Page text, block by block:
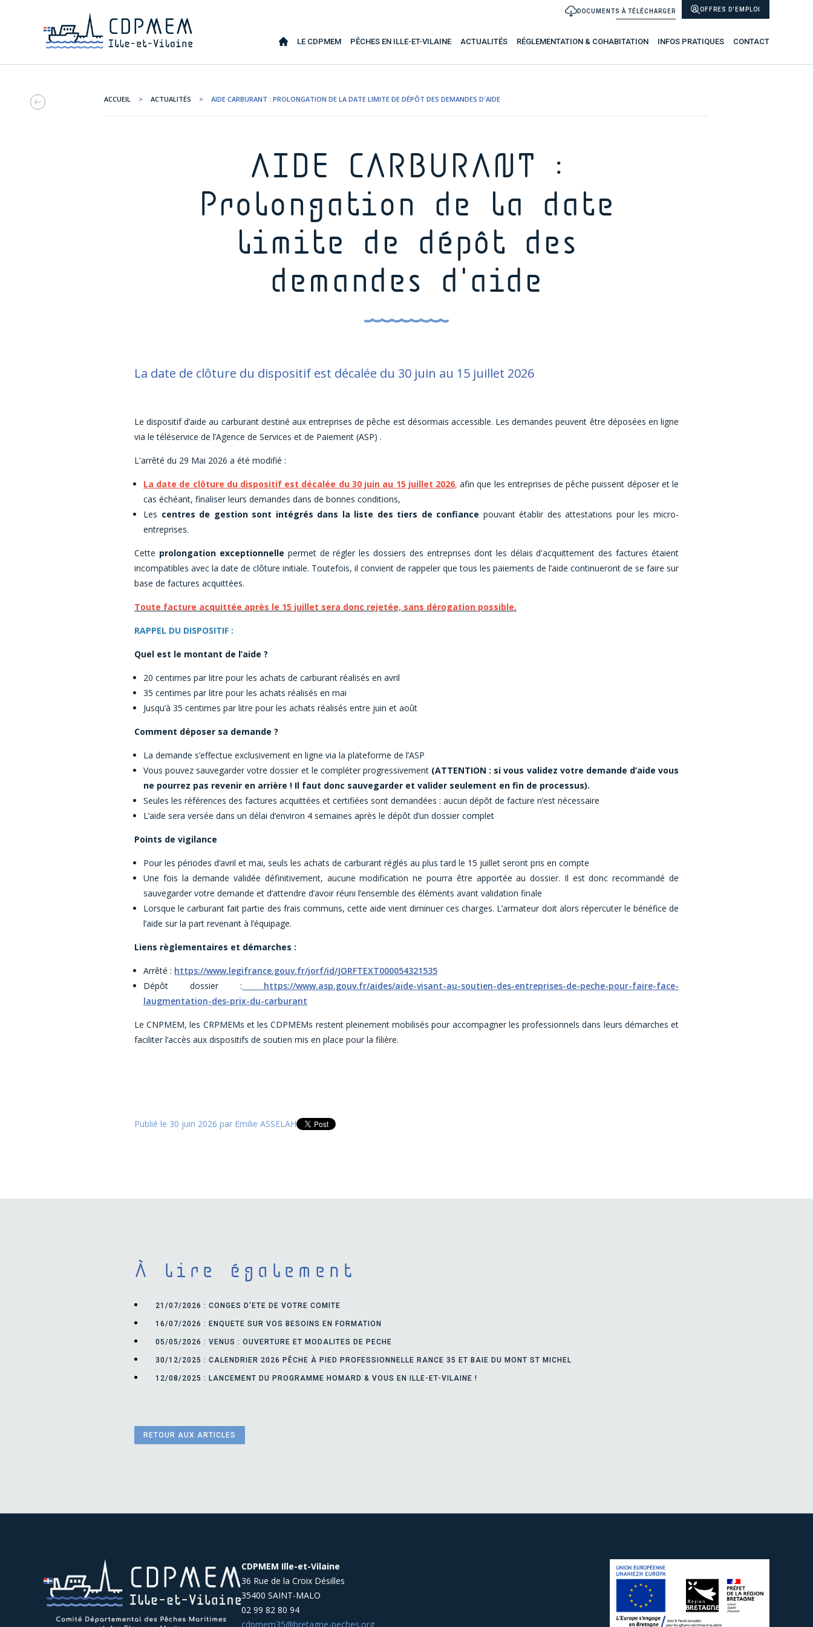
DOCUMENTS À TÉLÉCHARGER OFFRES D'EMPLOI
LE CDPMEM PÊCHES EN ILLE-ET-VILAINE ACTUALITÉS RÉGLEMENTATION & COHABITATION INFOS PRATIQUES CONTACT
ACCUEIL > ACTUALITÉS > AIDE CARBURANT : PROLONGATION DE LA DATE LIMITE DE DÉPÔT DES DEMANDES D'AIDE
AIDE CARBURANT :
Prolongation de la date
limite de dépôt des
demandes d'aide
La date de clôture du dispositif est décalée du 30 juin au 15 juillet 2026
Le dispositif d’aide au carburant destiné aux entreprises de pêche est désormais accessible. Les demandes peuvent être déposées en ligne
via le téléservice de l’Agence de Services et de Paiement (ASP) .
L'arrêté du 29 Mai 2026 a été modifié :
La date de clôture du dispositif est décalée du 30 juin au 15 juillet 2026, afin que les entreprises de pêche puissent déposer et le
cas échéant, finaliser leurs demandes dans de bonnes conditions,
Les centres de gestion sont intégrés dans la liste des tiers de confiance pouvant établir des attestations pour les micro-
entreprises.
Cette prolongation exceptionnelle permet de régler les dossiers des entreprises dont les délais d'acquittement des factures étaient
incompatibles avec la date de clôture initiale. Toutefois, il convient de rappeler que tous les paiements de l’aide continueront de se faire sur
base de factures acquittées.
Toute facture acquittée après le 15 juillet sera donc rejetée, sans dérogation possible.
RAPPEL DU DISPOSITIF :
Quel est le montant de l’aide ?
20 centimes par litre pour les achats de carburant réalisés en avril
35 centimes par litre pour les achats réalisés en mai
Jusqu’à 35 centimes par litre pour les achats réalisés entre juin et août
Comment déposer sa demande ?
La demande s’effectue exclusivement en ligne via la plateforme de l’ASP
Vous pouvez sauvegarder votre dossier et le compléter progressivement (ATTENTION : si vous validez votre demande d’aide vous
ne pourrez pas revenir en arrière ! Il faut donc sauvegarder et valider seulement en fin de processus).
Seules les références des factures acquittées et certifiées sont demandées : aucun dépôt de facture n’est nécessaire
L’aide sera versée dans un délai d’environ 4 semaines après le dépôt d’un dossier complet
Points de vigilance
Pour les périodes d’avril et mai, seuls les achats de carburant réglés au plus tard le 15 juillet seront pris en compte
Une fois la demande validée définitivement, aucune modification ne pourra être apportée au dossier. Il est donc recommandé de
sauvegarder votre demande et d’attendre d’avoir réuni l’ensemble des éléments avant validation finale
Lorsque le carburant fait partie des frais communs, cette aide vient diminuer ces charges. L’armateur doit alors répercuter le bénéfice de
l’aide sur la part revenant à l’équipage.
Liens règlementaires et démarches :
Arrêté : https://www.legifrance.gouv.fr/jorf/id/JORFTEXT000054321535
Dépôt dossier : https://www.asp.gouv.fr/aides/aide-visant-au-soutien-des-entreprises-de-peche-pour-faire-face-
laugmentation-des-prix-du-carburant
Le CNPMEM, les CRPMEMs et les CDPMEMs restent pleinement mobilisés pour accompagner les professionnels dans leurs démarches et
faciliter l’accès aux dispositifs de soutien mis en place pour la filière.
Publié le 30 juin 2026 par Emilie ASSELAH
À lire également
21/07/2026 : CONGES D'ETE DE VOTRE COMITE
16/07/2026 : ENQUETE SUR VOS BESOINS EN FORMATION
05/05/2026 : VENUS : OUVERTURE ET MODALITES DE PECHE
30/12/2025 : CALENDRIER 2026 PÊCHE À PIED PROFESSIONNELLE RANCE 35 ET BAIE DU MONT ST MICHEL
12/08/2025 : LANCEMENT DU PROGRAMME HOMARD & VOUS EN ILLE-ET-VILAINE !
RETOUR AUX ARTICLES
CDPMEM Ille-et-Vilaine
36 Rue de la Croix Désilles
35400 SAINT-MALO
02 99 82 80 94
cdpmem35@bretagne-peches.org